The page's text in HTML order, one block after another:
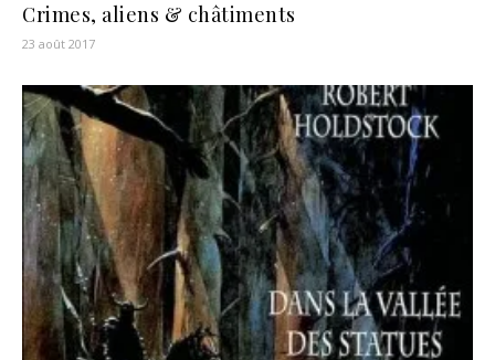
Crimes, aliens & châtiments
23 août 2017